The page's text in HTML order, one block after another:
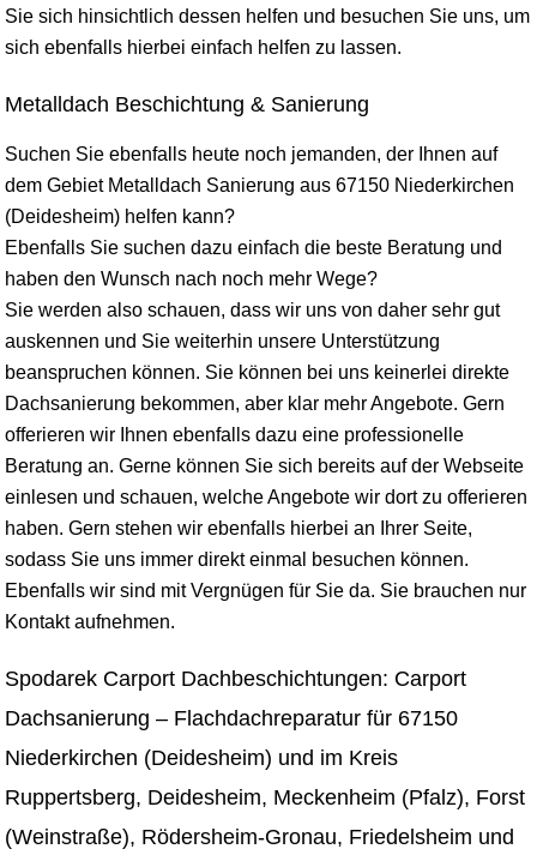
Sie sich hinsichtlich dessen helfen und besuchen Sie uns, um
sich ebenfalls hierbei einfach helfen zu lassen.
Metalldach Beschichtung & Sanierung
Suchen Sie ebenfalls heute noch jemanden, der Ihnen auf
dem Gebiet Metalldach Sanierung aus 67150 Niederkirchen
(Deidesheim) helfen kann?
Ebenfalls Sie suchen dazu einfach die beste Beratung und
haben den Wunsch nach noch mehr Wege?
Sie werden also schauen, dass wir uns von daher sehr gut
auskennen und Sie weiterhin unsere Unterstützung
beanspruchen können. Sie können bei uns keinerlei direkte
Dachsanierung bekommen, aber klar mehr Angebote. Gern
offerieren wir Ihnen ebenfalls dazu eine professionelle
Beratung an. Gerne können Sie sich bereits auf der Webseite
einlesen und schauen, welche Angebote wir dort zu offerieren
haben. Gern stehen wir ebenfalls hierbei an Ihrer Seite,
sodass Sie uns immer direkt einmal besuchen können.
Ebenfalls wir sind mit Vergnügen für Sie da. Sie brauchen nur
Kontakt aufnehmen.
Spodarek Carport Dachbeschichtungen: Carport
Dachsanierung – Flachdachreparatur für 67150
Niederkirchen (Deidesheim) und im Kreis
Ruppertsberg, Deidesheim, Meckenheim (Pfalz), Forst
(Weinstraße), Rödersheim-Gronau, Friedelsheim und